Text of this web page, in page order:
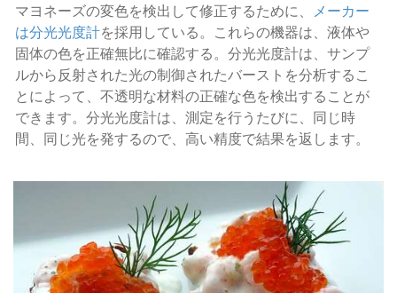
マヨネーズの変色を検出して修正するために、 メーカー
は分光光度計を採用している。これらの機器は、液体や
固体の色を正確無比に確認する。分光光度計は、サンプ
ルから反射された光の制御されたバーストを分析するこ
とによって、不透明な材料の正確な色を検出することが
できます。分光光度計は、測定を行うたびに、同じ時
間、同じ光を発するので、高い精度で結果を返します。